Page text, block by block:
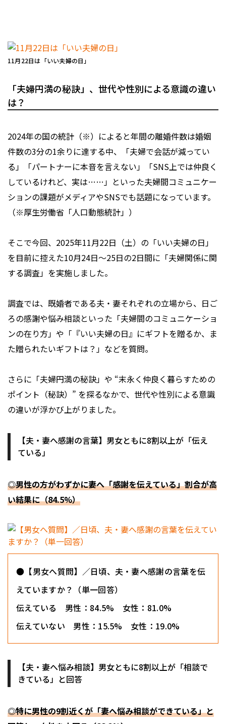
11月22日は「いい夫婦の日」
「夫婦円満の秘訣」、世代や性別による意識の違い
は？
2024年の国の統計（※）によると年間の離婚件数は婚姻
件数の3分の1余りに達する中、「夫婦で会話が減ってい
る」「パートナーに本音を言えない」「SNS上では仲良く
しているけれど、実は……」といった夫婦間コミュニケー
ションの課題がメディアやSNSでも話題になっています。
（※厚生労働省「人口動態統計」）
そこで今回、2025年11月22日（土）の「いい夫婦の日」
を目前に控えた10月24日〜25日の2日間に「夫婦関係に関
する調査」を実施しました。
調査では、既婚者である夫・妻それぞれの立場から、日ご
ろの感謝や悩み相談といった「夫婦間のコミュニケーショ
ンの在り方」や「『いい夫婦の日』にギフトを贈るか、ま
た贈られたいギフトは？」などを質問。
さらに「夫婦円満の秘訣」や “末永く仲良く暮らすための
ポイント（秘訣）” を探るなかで、世代や性別による意識
の違いが浮かび上がりました。
【夫・妻へ感謝の言葉】男女ともに8割以上が「伝え
ている」
◎男性の方がわずかに妻へ「感謝を伝えている」割合が高
い結果に（84.5%）
●【男女へ質問】／日頃、夫・妻へ感謝の言葉を伝
えていますか？（単一回答）
伝えている 男性：84.5% 女性：81.0%
伝えていない 男性：15.5% 女性：19.0%
【夫・妻へ悩み相談】男女ともに8割以上が「相談で
きている」と回答
◎特に男性の9割近くが「妻へ悩み相談ができている」と